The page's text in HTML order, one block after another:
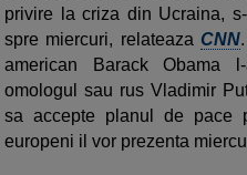
privire la criza din Ucraina,
spre miercuri, relateaza CNN
american Barack Obama
omologul sau rus Vladimir
sa accepte planul de pace
europeni il vor prezenta